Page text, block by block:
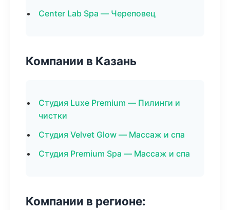
Center Lab Spa — Череповец
Компании в Казань
Студия Luxe Premium — Пилинги и
чистки
Студия Velvet Glow — Массаж и спа
Студия Premium Spa — Массаж и спа
Компании в регионе: